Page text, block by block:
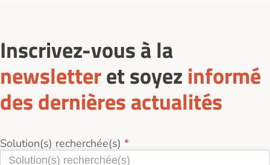
visitez plusieurs résidences et comparez les
prestations, l’environnement et le tarif réel (loyer +
Inscrivez-vous à la
newsletteret soyez informé
des dernières actualités
Solution(s) recherchée(s)